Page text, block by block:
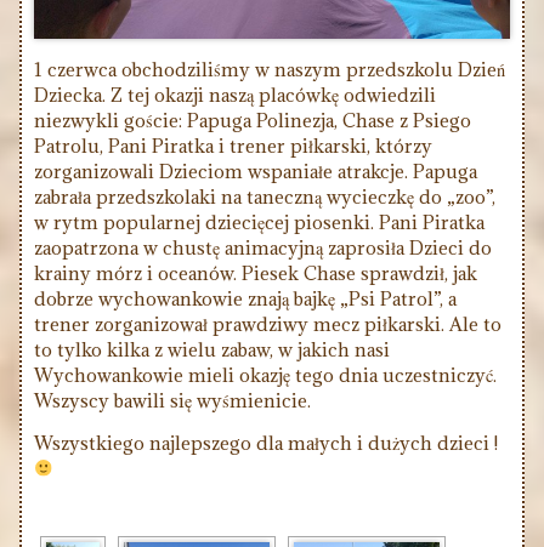
1 czerwca obchodziliśmy w naszym przedszkolu Dzień
Dziecka. Z tej okazji naszą placówkę odwiedzili
niezwykli goście: Papuga Polinezja, Chase z Psiego
Patrolu, Pani Piratka i trener piłkarski, którzy
zorganizowali Dzieciom wspaniałe atrakcje. Papuga
zabrała przedszkolaki na taneczną wycieczkę do „zoo”,
w rytm popularnej dziecięcej piosenki. Pani Piratka
zaopatrzona w chustę animacyjną zaprosiła Dzieci do
krainy mórz i oceanów. Piesek Chase sprawdził, jak
dobrze wychowankowie znają bajkę „Psi Patrol”, a
trener zorganizował prawdziwy mecz piłkarski. Ale to
to tylko kilka z wielu zabaw, w jakich nasi
Wychowankowie mieli okazję tego dnia uczestniczyć.
Wszyscy bawili się wyśmienicie.
Wszystkiego najlepszego dla małych i dużych dzieci !